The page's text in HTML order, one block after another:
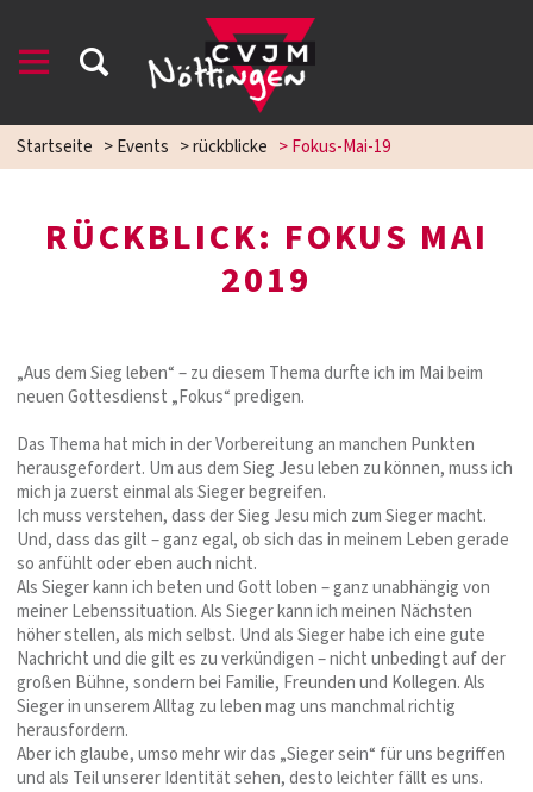
Startseite >Events >rückblicke >Fokus-Mai-19
RÜCKBLICK: FOKUS MAI
2019
„Aus dem Sieg leben“ – zu diesem Thema durfte ich im Mai beim
neuen Gottesdienst „Fokus“ predigen.
Das Thema hat mich in der Vorbereitung an manchen Punkten
herausgefordert. Um aus dem Sieg Jesu leben zu können, muss ich
mich ja zuerst einmal als Sieger begreifen.
Ich muss verstehen, dass der Sieg Jesu mich zum Sieger macht.
Und, dass das gilt – ganz egal, ob sich das in meinem Leben gerade
so anfühlt oder eben auch nicht.
Als Sieger kann ich beten und Gott loben – ganz unabhängig von
meiner Lebenssituation. Als Sieger kann ich meinen Nächsten
höher stellen, als mich selbst. Und als Sieger habe ich eine gute
Nachricht und die gilt es zu verkündigen – nicht unbedingt auf der
großen Bühne, sondern bei Familie, Freunden und Kollegen. Als
Sieger in unserem Alltag zu leben mag uns manchmal richtig
herausfordern.
Aber ich glaube, umso mehr wir das „Sieger sein“ für uns begriffen
und als Teil unserer Identität sehen, desto leichter fällt es uns.